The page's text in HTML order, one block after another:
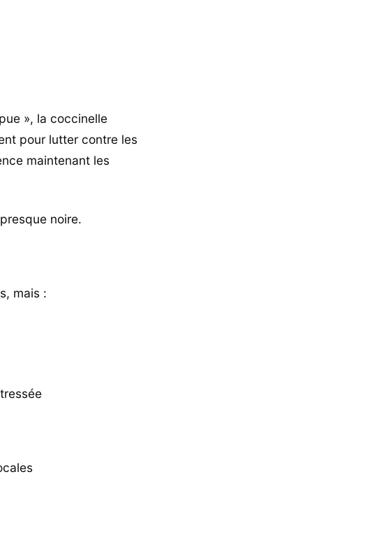
», la coccinelle
pour lutter contre les
maintenant les
noire.
mais :